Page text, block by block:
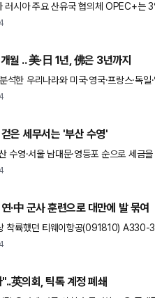
러시아 주요 산유국 협의체 OPEC+는
비판을 감수하고 사우디아라비아를
월 .. 美·日 1년, 佛은 3년까지
한 우리나라와 미국·영국·프랑스·독
시 처벌 수준 등 거의 모든 부분에
은 세무서는 '부산 수영'
수영·서울 남대문·영등포 순으로 세금
·中 군사 훈련으로 대만에 발 묶여
착륙했던 티웨이항공(091810) A330-
300은 티웨이항공이 유럽
英의회, 틱톡 계정 폐쇄